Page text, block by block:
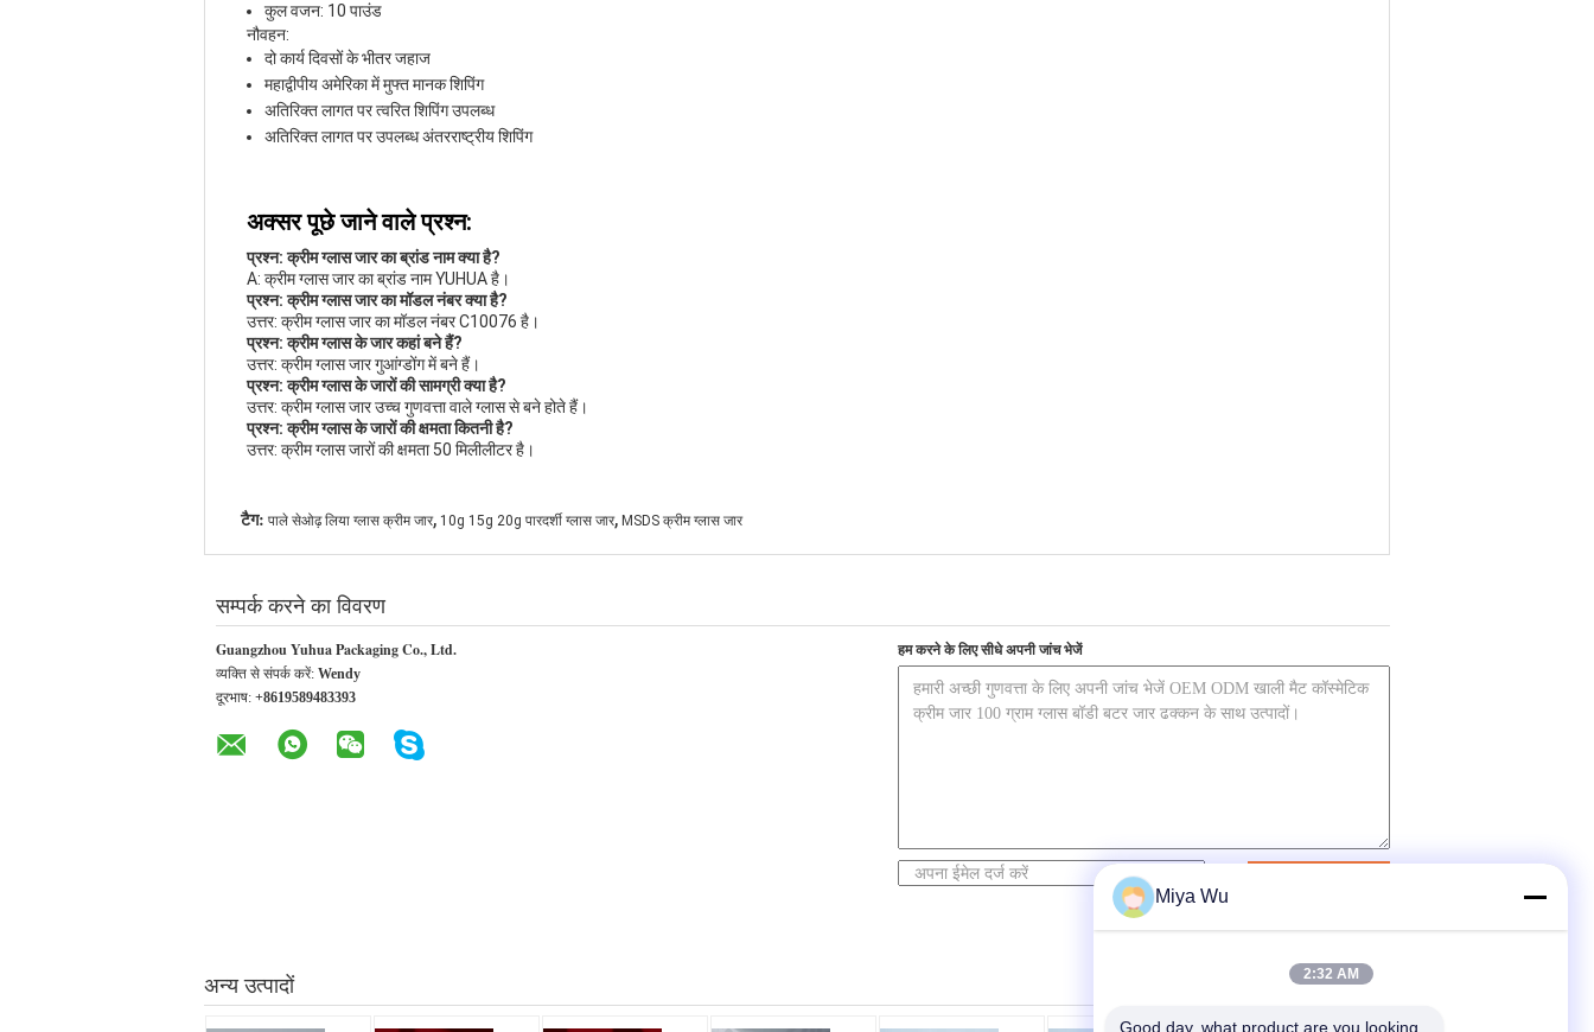
कुल वजन: 10 पाउंड
नौवहन:
दो कार्य दिवसों के भीतर जहाज
महाद्वीपीय अमेरिका में मुफ्त मानक शिपिंग
अतिरिक्त लागत पर त्वरित शिपिंग उपलब्ध
अतिरिक्त लागत पर उपलब्ध अंतरराष्ट्रीय शिपिंग
अक्सर पूछे जाने वाले प्रश्न:
प्रश्न: क्रीम ग्लास जार का ब्रांड नाम क्या है?
A: क्रीम ग्लास जार का ब्रांड नाम YUHUA है।
प्रश्न: क्रीम ग्लास जार का मॉडल नंबर क्या है?
उत्तर: क्रीम ग्लास जार का मॉडल नंबर C10076 है।
प्रश्न: क्रीम ग्लास के जार कहां बने हैं?
उत्तर: क्रीम ग्लास जार गुआंग्डोंग में बने हैं।
प्रश्न: क्रीम ग्लास के जारों की सामग्री क्या है?
उत्तर: क्रीम ग्लास जार उच्च गुणवत्ता वाले ग्लास से बने होते हैं।
प्रश्न: क्रीम ग्लास के जारों की क्षमता कितनी है?
उत्तर: क्रीम ग्लास जारों की क्षमता 50 मिलीलीटर है।
टैग: पाले सेओढ़ लिया ग्लास क्रीम जार, 10g 15g 20g पारदर्शी ग्लास जार, MSDS क्रीम ग्लास जार
सम्पर्क करने का विवरण
Guangzhou Yuhua Packaging Co., Ltd.
व्यक्ति से संपर्क करें: Wendy
दूरभाष: +8619589483393
हम करने के लिए सीधे अपनी जांच भेजें
अन्य उत्पादों
Miya Wu
2:32 AM
Good day, what product are you looking